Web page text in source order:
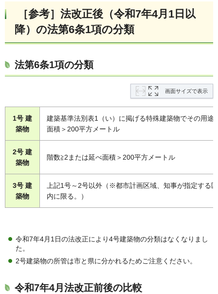
［参考］法改正後（令和7年4月1日以
降）の法第6条1項の分類
法第6条1項の分類
画面サイズで表示
1号 建
築物
建築基準法別表1（い）に掲げる特殊建築物でその用途
面積＞200平方メートル
2号 建
築物
階数≧2または延べ面積＞200平方メートル
3号 建
築物
上記1号～2号以外（※都市計画区域、知事が指定する
内に限る。）
令和7年4月1日の法改正により4号建築物の分類はなくなりまし
た。
2号建築物の所管は市と県に分かれるためご注意ください。
令和7年4月法改正前後の比較